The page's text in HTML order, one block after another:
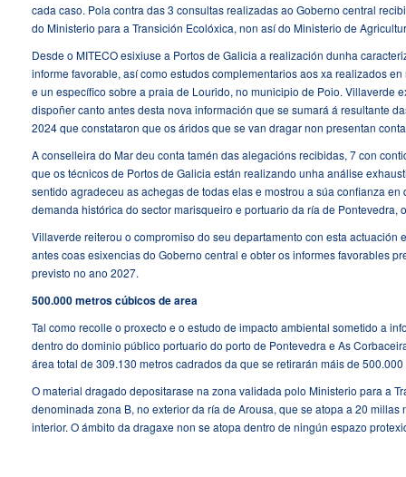
cada caso. Pola contra das 3 consultas realizadas ao Goberno central
do Ministerio para a Transición Ecolóxica, non así do Ministerio de
Desde o MITECO esixiuse a Portos de Galicia a realización dunha
informe favorable, así como estudos complementarios aos xa realizados
e un específico sobre a praia de Lourido, no municipio de Poio. Villaverde
dispoñer canto antes desta nova información que se sumará á resultante
2024 que constataron que os áridos que se van dragar non presentan
A conselleira do Mar deu conta tamén das alegacións recibidas, 7 con
que os técnicos de Portos de Galicia están realizando unha análise
sentido agradeceu as achegas de todas elas e mostrou a súa confianza
demanda histórica do sector marisqueiro e portuario da ría de
Villaverde reiterou o compromiso do seu departamento con esta
antes coas esixencias do Goberno central e obter os informes favorables
previsto no ano 2027.
500.000 metros cúbicos de area
Tal como recolle o proxecto e o estudo de impacto ambiental sometido a
dentro do dominio público portuario do porto de Pontevedra e As
área total de 309.130 metros cadrados da que se retirarán máis de
O material dragado depositarase na zona validada polo Ministerio para a
denominada zona B, no exterior da ría de Arousa, que se atopa a 20
interior. O ámbito da dragaxe non se atopa dentro de ningún espazo